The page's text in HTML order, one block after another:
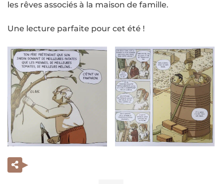
les rêves associés à la maison de famille.
Une lecture parfaite pour cet été !